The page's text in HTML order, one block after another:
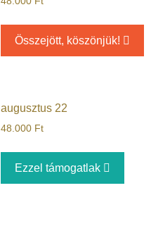
Összejött, köszönjük!
augusztus 22
48.000 Ft
Ezzel támogatlak